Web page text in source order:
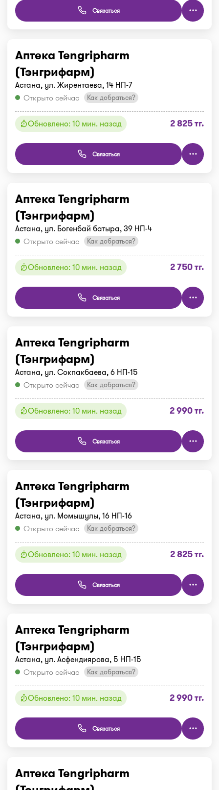
Связаться
Аптека Tengripharm
(Тэнгрифарм)
Астана, ул. Жирентаева, 14 НП-7
Открыто сейчас
Как добраться?
Обновлено: 10 мин. назад 2 825 тг.
Связаться
Аптека Tengripharm
(Тэнгрифарм)
Астана, ул. Богенбай батыра, 39 НП-4
Открыто сейчас
Как добраться?
Обновлено: 10 мин. назад 2 750 тг.
Связаться
Аптека Tengripharm
(Тэнгрифарм)
Астана, ул. Сокпакбаева, 6 НП-15
Открыто сейчас
Как добраться?
Обновлено: 10 мин. назад 2 990 тг.
Связаться
Аптека Tengripharm
(Тэнгрифарм)
Астана, ул. Момышулы, 16 НП-16
Открыто сейчас
Как добраться?
Обновлено: 10 мин. назад 2 825 тг.
Связаться
Аптека Tengripharm
(Тэнгрифарм)
Астана, ул. Асфендиярова, 5 НП-15
Открыто сейчас
Как добраться?
Обновлено: 10 мин. назад 2 990 тг.
Связаться
Аптека Tengripharm